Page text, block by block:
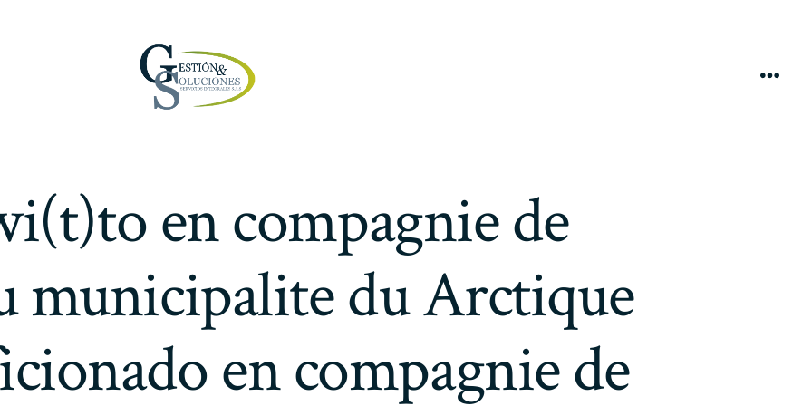
Menú
en compagnie de
du Arctique
en compagnie de